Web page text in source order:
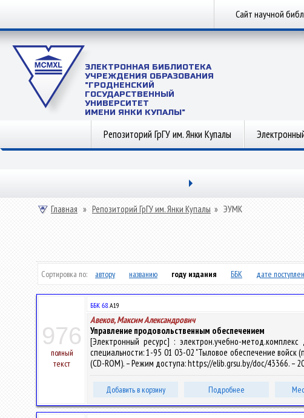
Сайт научной
ЭЛЕКТРОННАЯ БИБЛИОТЕКА
УЧРЕЖДЕНИЯ ОБРАЗОВАНИЯ
"ГРОДНЕНСКИЙ
ГОСУДАРСТВЕННЫЙ
УНИВЕРСИТЕТ
ИМЕНИ ЯНКИ КУПАЛЫ"
Репозиторий ГрГУ им. Янки Купалы
Главная » Репозиторий ГрГУ им. Янки Купалы » ЭУМК
Сортировка по: автору названию году издания ББК дате
976
полный
текст
ББК 68.А19
Авеков, Максим Александрович
Управление продовольственным обеспечением
[Электронный ресурс] : электрон.учебно-
специальности: 1-95 01 03-02 "Тыловое обеспечение войск
(CD-ROM). – Режим доступа: https://elib.grsu.by/doc/43366. –
Добавить в корзину Подробнее